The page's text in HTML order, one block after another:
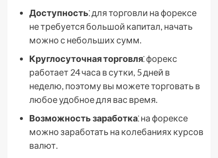
Доступность⁚ для торговли на форексе
не требуется большой капитал, начать
можно с небольших сумм.
Круглосуточная торговля⁚ форекс
работает 24 часа в сутки, 5 дней в
неделю, поэтому вы можете торговать в
любое удобное для вас время.
Возможность заработка⁚ на форексе
можно заработать на колебаниях курсов
валют.